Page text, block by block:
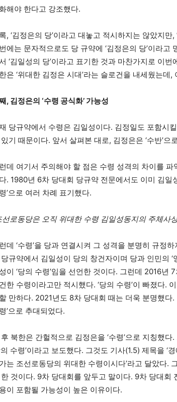
해야 한다고 강조했다.
, ‘김정은의 당’이라고 대놓고 적시하지는 않았지
에는 문자적으로도 당 규약에 ‘김정은의 당’이라
‘김일성의 당’이라고 표기한 것과 마찬가지로 이
은 ‘위대한 김정은 시대’라는 슬로건을 내세웠는데
, 김정은의 ‘수령 공식화’ 가능성
당규약에서 수령은 김일성이다. 김정일도 포함시
기 때문이다. 앞서 살펴본 대로, 김정은은 ‘수반’으
데 여기서 주의해야 할 점은 수령 성격의 차이를
. 1980년 6차 당대회 당규약 전문에서도 이미 김일
’으로 여러 차례 표기했다.
선로동당은 오직 위대한 수령 김일성동지의 주체사
데 ‘수령’을 당과 연결시켜 그 성격을 분명히 규정
규약에서 김일성이 당의 창건자이며 당과 인민의
이 ‘당의 수령’임을 선언한 것이다. 그런데 2016
한 수령이라고만 적시했다. ‘당의 수령’이 빠졌다.
만하다. 2021년도 8차 당대회 때는 더욱 분명했다
’으로 추대되었다.
북한은 간헐적으로 김정은을 ‘수령’으로 지칭했
의 수령’이라고 보도했다. 그것도 기사(1.5) 제목을
는 조선로동당의 위대한 수령이시다’라고 달았다.
것이다. 9차 당대회를 앞두고 말이다. 9차 당대회
이 포함될 가능성이 높은 이유이다.